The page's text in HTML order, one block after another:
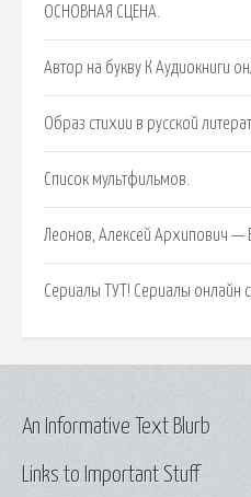
ОСНОВНАЯ СЦЕНА.
Автор на букву К Аудиокниги
Образ стихии в русской
Список мультфильмов.
Леонов, Алексей Архипович —
Сериалы ТУТ! Сериалы онлайн
Links to Important Stuff
An Informative Text Blurb